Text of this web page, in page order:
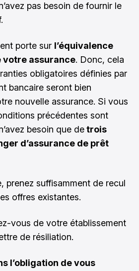
pas besoin de fournir le
porte sur l’équivalence
votre assurance. Donc, cela
obligatoires définies par
bancaire seront bien
nouvelle assurance. Si vous
précédentes sont
besoin que detrois
d’assurance de prêt
prenez suffisamment de recul
offres existantes.
vous de votre établissement
de résiliation.
l’obligation de vous